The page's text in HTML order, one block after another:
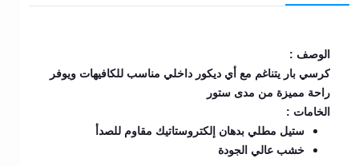
الوصف :
كرسي بار يتناغم مع أي ديكور داخلي مناسب للكافيهات ويوفر
راحة مميزة من مدى ستور
الخامات :
ستيل مطلي بدهان إلكتروستاتيك مقاوم للصدأ
خشب عالي الجودة